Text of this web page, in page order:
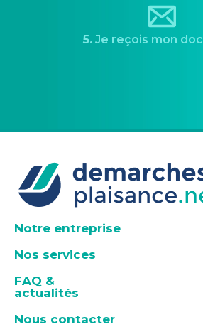
5.Je reçois mon
Notre entreprise
Nos services
FAQ &
actualités
Nous contacter